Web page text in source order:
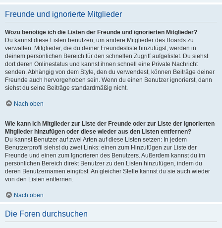
Freunde und ignorierte Mitglieder
Wozu benötige ich die Listen der Freunde und ignorierten Mitglieder?
Du kannst diese Listen benutzen, um andere Mitglieder des Boards zu
verwalten. Mitglieder, die du deiner Freundesliste hinzufügst, werden in
deinem persönlichen Bereich für den schnellen Zugriff aufgelistet. Du siehst
dort deren Onlinestatus und kannst ihnen schnell eine Private Nachricht
senden. Abhängig von dem Style, den du verwendest, können Beiträge deiner
Freunde auch hervorgehoben sein. Wenn du einen Benutzer ignorierst, dann
siehst du seine Beiträge standardmäßig nicht.
Nach oben
Wie kann ich Mitglieder zur Liste der Freunde oder zur Liste der ignorierten
Mitglieder hinzufügen oder diese wieder aus den Listen entfernen?
Du kannst Benutzer auf zwei Arten auf diese Listen setzen: In jedem
Benutzerprofil siehst du zwei Links: einen zum Hinzufügen zur Liste der
Freunde und einen zum Ignorieren des Benutzers. Außerdem kannst du im
persönlichen Bereich direkt Benutzer zu den Listen hinzufügen, indem du
deren Benutzernamen eingibst. An gleicher Stelle kannst du sie auch wieder
von den Listen entfernen.
Nach oben
Die Foren durchsuchen